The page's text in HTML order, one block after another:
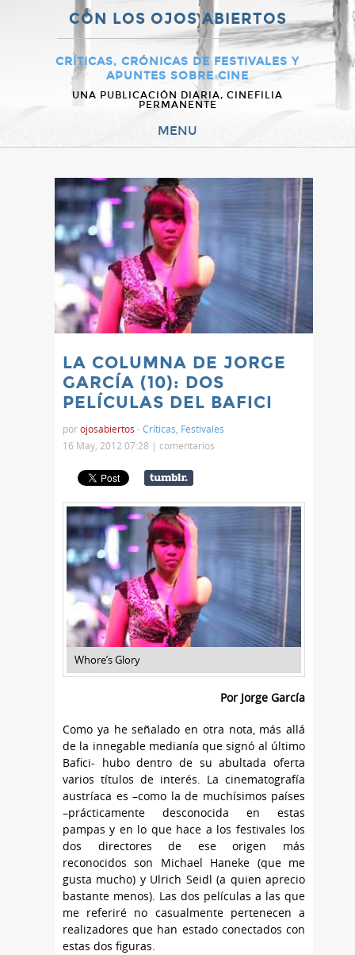
CON LOS OJOS ABIERTOS
CRÍTICAS, CRÓNICAS DE FESTIVALES Y
APUNTES SOBRE CINE
UNA PUBLICACIÓN DIARIA, CINEFILIA
PERMANENTE
MENU
LA COLUMNA DE JORGE
GARCÍA (10): DOS
PELÍCULAS DEL BAFICI
porojosabiertos -Críticas Festivales
16 May, 2012 07:28 | comentarios
Whore’s Glory
Por Jorge García
Como ya he señalado en otra nota, más allá
de la innegable medianía que signó al último
Bafici- hubo dentro de su abultada oferta
varios títulos de interés. La cinematografía
austríaca es –como la de muchísimos países
–prácticamente desconocida en estas
pampas y en lo que hace a los festivales los
dos directores de ese origen más
reconocidos son Michael Haneke (que me
gusta mucho) y Ulrich Seidl (a quien aprecio
bastante menos). Las dos películas a las que
me referiré no casualmente pertenecen a
realizadores que han estado conectados con
estas dos figuras.